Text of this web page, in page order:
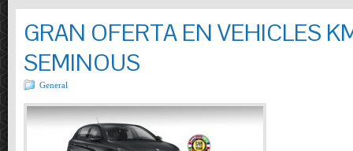
GRAN OFERTA EN VEHICLES
SEMINOUS
General